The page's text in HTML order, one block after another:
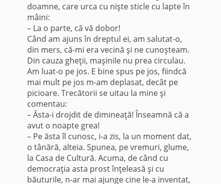
doamne, care urca cu nişte sticle cu lapte în
mâini:
– La o parte, că vă dobor!
Când am ajuns în dreptul ei, am salutat-o,
din mers, că-mi era vecină şi ne cunoşteam.
Din cauza gheţii, maşinile nu prea circulau.
Am luat-o pe jos. E bine spus pe jos, fiindcă
mai mult pe jos m-am deplasat, decât pe
picioare. Trecătorii se uitau la mine şi
comentau:
– Ăsta-i drojdit de dimineaţă! Înseamnă că a
avut o noapte grea!
– Pe ăsta îl cunosc, i-a zis, la un moment dat,
o tânără, alteia. Spunea, pe vremuri, glume,
la Casa de Cultură. Acuma, de când cu
democraţia asta prost înţeleasă şi cu
băuturile, n-ar mai ajunge cine le-a inventat,